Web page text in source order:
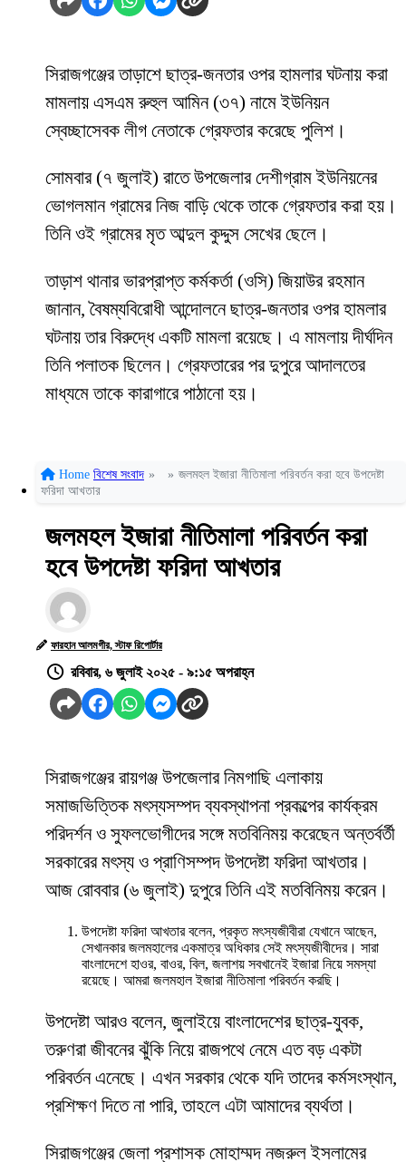
সিরাজগঞ্জের তাড়াশে ছাত্র-জনতার ওপর হামলার ঘটনায় করা
মামলায় এসএম রুহুল আমিন (৩৭) নামে ইউনিয়ন
স্বেচ্ছাসেবক লীগ নেতাকে গ্রেফতার করেছে পুলিশ।
সোমবার (৭ জুলাই) রাতে উপজেলার দেশীগ্রাম ইউনিয়নের
ভোগলমান গ্রামের নিজ বাড়ি থেকে তাকে গ্রেফতার করা হয়।
তিনি ওই গ্রামের মৃত আব্দুল কুদ্দুস সেখের ছেলে।
তাড়াশ থানার ভারপ্রাপ্ত কর্মকর্তা (ওসি) জিয়াউর রহমান
জানান, বৈষম্যবিরোধী আন্দোলনে ছাত্র-জনতার ওপর হামলার
ঘটনায় তার বিরুদ্ধে একটি মামলা রয়েছে। এ মামলায় দীর্ঘদিন
তিনি পলাতক ছিলেন। গ্রেফতারের পর দুপুরে আদালতের
মাধ্যমে তাকে কারাগারে পাঠানো হয়।
Home বিশেষ সংবাদ » » জলমহল ইজারা নীতিমালা পরিবর্তন করা হবে উপদেষ্টা
ফরিদা আখতার
জলমহল ইজারা নীতিমালা পরিবর্তন করা
হবে উপদেষ্টা ফরিদা আখতার
ফারহান আলমগীর, স্টাফ রিপোর্টার
রবিবার, ৬ জুলাই ২০২৫ - ৯:১৫ অপরাহ্ন
সিরাজগঞ্জের রায়গঞ্জ উপজেলার নিমগাছি এলাকায়
সমাজভিত্তিক মৎস্যসম্পদ ব্যবস্থাপনা প্রকল্পের কার্যক্রম
পরিদর্শন ও সুফলভোগীদের সঙ্গে মতবিনিময় করেছেন অন্তর্বর্তী
সরকারের মৎস্য ও প্রাণিসম্পদ উপদেষ্টা ফরিদা আখতার।
আজ রোববার (৬ জুলাই) দুপুরে তিনি এই মতবিনিময় করেন।
উপদেষ্টা ফরিদা আখতার বলেন, প্রকৃত মৎস্যজীবীরা যেখানে আছেন,
সেখানকার জলমহালের একমাত্র অধিকার সেই মৎস্যজীবীদের। সারা
বাংলাদেশে হাওর, বাওর, বিল, জলাশয় সবখানেই ইজারা নিয়ে সমস্যা
রয়েছে। আমরা জলমহাল ইজারা নীতিমালা পরিবর্তন করছি।
উপদেষ্টা আরও বলেন, জুলাইয়ে বাংলাদেশের ছাত্র-যুবক,
তরুণরা জীবনের ঝুঁকি নিয়ে রাজপথে নেমে এত বড় একটা
পরিবর্তন এনেছে। এখন সরকার থেকে যদি তাদের কর্মসংস্থান,
প্রশিক্ষণ দিতে না পারি, তাহলে এটা আমাদের ব্যর্থতা।
সিরাজগঞ্জের জেলা প্রশাসক মোহাম্মদ নজরুল ইসলামের